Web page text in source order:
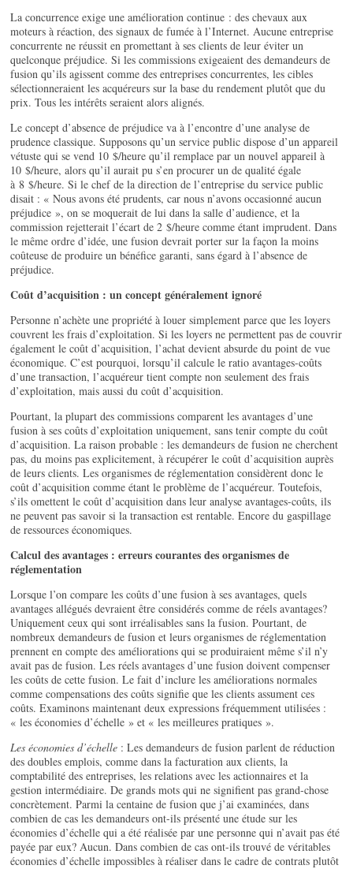
La concurrence exige une amélioration continue : des chevaux aux
moteurs à réaction, des signaux de fumée à l’Internet. Aucune entreprise
concurrente ne réussit en promettant à ses clients de leur éviter un
quelconque préjudice. Si les commissions exigeaient des demandeurs de
fusion qu’ils agissent comme des entreprises concurrentes, les cibles
sélectionneraient les acquéreurs sur la base du rendement plutôt que du
prix. Tous les intérêts seraient alors alignés.
Le concept d’absence de préjudice va à l’encontre d’une analyse de
prudence classique. Supposons qu’un service public dispose d’un appareil
vétuste qui se vend 10 $/heure qu’il remplace par un nouvel appareil à
10 $/heure, alors qu’il aurait pu s’en procurer un de qualité égale
à 8 $/heure. Si le chef de la direction de l’entreprise du service public
disait : « Nous avons été prudents, car nous n’avons occasionné aucun
préjudice », on se moquerait de lui dans la salle d’audience, et la
commission rejetterait l’écart de 2 $/heure comme étant imprudent. Dans
le même ordre d’idée, une fusion devrait porter sur la façon la moins
coûteuse de produire un bénéfice garanti, sans égard à l’absence de
préjudice.
Coût d’acquisition : un concept généralement ignoré
Personne n’achète une propriété à louer simplement parce que les loyers
couvrent les frais d’exploitation. Si les loyers ne permettent pas de couvrir
également le coût d’acquisition, l’achat devient absurde du point de vue
économique. C’est pourquoi, lorsqu’il calcule le ratio avantages-coûts
d’une transaction, l’acquéreur tient compte non seulement des frais
d’exploitation, mais aussi du coût d’acquisition.
Pourtant, la plupart des commissions comparent les avantages d’une
fusion à ses coûts d’exploitation uniquement, sans tenir compte du coût
d’acquisition. La raison probable : les demandeurs de fusion ne cherchent
pas, du moins pas explicitement, à récupérer le coût d’acquisition auprès
de leurs clients. Les organismes de réglementation considèrent donc le
coût d’acquisition comme étant le problème de l’acquéreur. Toutefois,
s’ils omettent le coût d’acquisition dans leur analyse avantages-coûts, ils
ne peuvent pas savoir si la transaction est rentable. Encore du gaspillage
de ressources économiques.
Calcul des avantages : erreurs courantes des organismes de
réglementation
Lorsque l’on compare les coûts d’une fusion à ses avantages, quels
avantages allégués devraient être considérés comme de réels avantages?
Uniquement ceux qui sont irréalisables sans la fusion. Pourtant, de
nombreux demandeurs de fusion et leurs organismes de réglementation
prennent en compte des améliorations qui se produiraient même s’il n’y
avait pas de fusion. Les réels avantages d’une fusion doivent compenser
les coûts de cette fusion. Le fait d’inclure les améliorations normales
comme compensations des coûts signifie que les clients assument ces
coûts. Examinons maintenant deux expressions fréquemment utilisées :
« les économies d’échelle » et « les meilleures pratiques ».
Les économies d’échelle : Les demandeurs de fusion parlent de réduction
des doubles emplois, comme dans la facturation aux clients, la
comptabilité des entreprises, les relations avec les actionnaires et la
gestion intermédiaire. De grands mots qui ne signifient pas grand-chose
concrètement. Parmi la centaine de fusion que j’ai examinées, dans
combien de cas les demandeurs ont-ils présenté une étude sur les
économies d’échelle qui a été réalisée par une personne qui n’avait pas été
payée par eux? Aucun. Dans combien de cas ont-ils trouvé de véritables
économies d’échelle impossibles à réaliser dans le cadre de contrats plutôt